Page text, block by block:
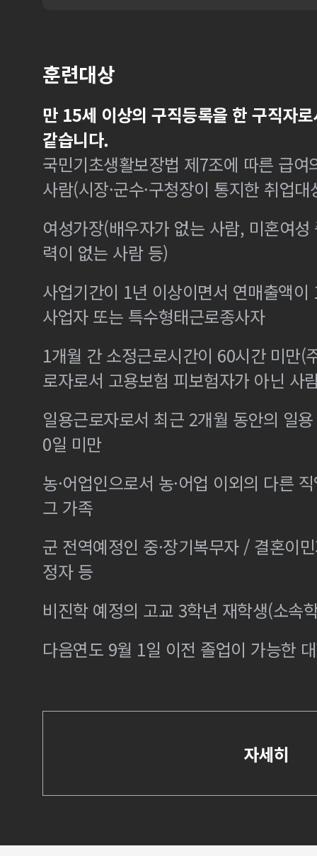
훈련대상
만 15세 이상의 구직등록을 한 구직자
같습니다.
국민기초생활보장법 제7조에 따른 급
사람(시장·군수·구청장이 통지한 취업
여성가장(배우자가 없는 사람, 미혼여
력이 없는 사람 등)
사업기간이 1년 이상이면서 연매출액
사업자 또는 특수형태근로종사자
1개월 간 소정근로시간이 60시간 미만(
로자로서 고용보험 피보험자가 아닌 사
일용근로자로서 최근 2개월 동안의 일
0일 미만
농·어업인으로서 농·어업 이외의 다른
그 가족
군 전역예정인 중·장기복무자 / 결혼이
정자 등
비진학 예정의 고교 3학년 재학생(소속
다음연도 9월 1일 이전 졸업이 가능한
자세히